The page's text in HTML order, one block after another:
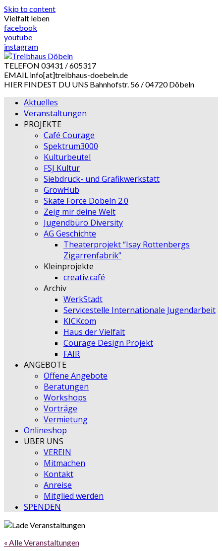
Skip to content
Vielfalt leben
facebook
youtube
instagram
TELEFON 03431 / 605317
EMAIL info[at]treibhaus-doebeln.de
HIER FINDEST DU UNS Bahnhofstr. 56 / 04720 Döbeln
Aktuelles
Veranstaltungen
PROJEKTE
Café Courage
Spektrum3000
Kulturbeutel
FSJ Kultur
Siebdruck- und Grafikwerkstatt
GrowHub
Skate Force Döbeln 2.0
Zeig mir deine Welt
Jugendbüro Diversity
AG Geschichte
Theaterprojekt “Isay Rottenbergs
Zigarrenfabrik”
Kleinprojekte
creativ.café
Archiv
WerkStadt
Servicestelle Internationale Jugendarbeit
KICKcom
Haus der Vielfalt
Courage Design Projekt
FAIR
ANGEBOTE
Offene Angebote
Beratungen
Workshops
Vorträge
Vermietung
Onlineshop
ÜBER UNS
VEREIN
Mitmachen
Kontakt
Anreise
Mitglied werden
SPENDEN
« Alle Veranstaltungen